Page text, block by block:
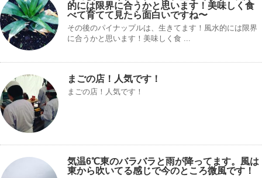
的には限界に合うかと思います！美味しく食
べて育てて見たら面白いですね〜
その後のパイナップルは、生きてます！風水的には限界
に合うかと思います！美味しく食 ...
まごの店！人気です！
まごの店！人気です！
気温6℃東のバラバラと雨が降ってます。風は
東から吹いてる感じで今のところ微風です！